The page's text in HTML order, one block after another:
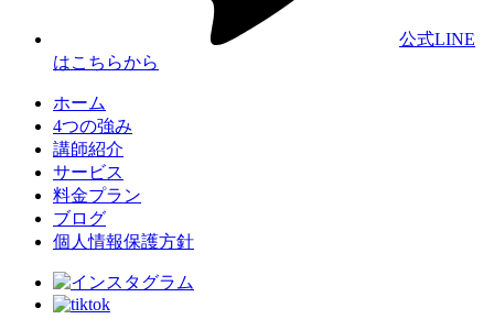
公式LINE
はこちらから
ホーム
4つの強み
講師紹介
サービス
料金プラン
ブログ
個人情報保護方針